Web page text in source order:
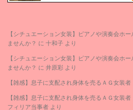
【シチュエーション女装】ピアノや演奏会ホ
ませんか？ に 十和子 より
【シチュエーション女装】ピアノや演奏会ホ
ませんか？ に 井原彩 より
【雑感】息子に支配され身体を売るＡＧ女装者
【雑感】息子に支配され身体を売るＡＧ女装者
フィリア当事者 より